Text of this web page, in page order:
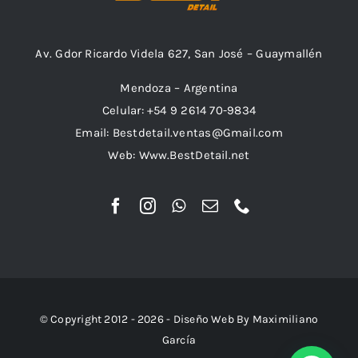
Av. Gdor Ricardo Videla 627, San José – Guaymallén
Mendoza – Argentina
Celular: +54 9 2614 70-9834
Email: Bestdetail.ventas@Gmail.com
Web: Www.BestDetail.net
© Copyright 2012 - 2026 - Diseño Web By Maximiliano
García